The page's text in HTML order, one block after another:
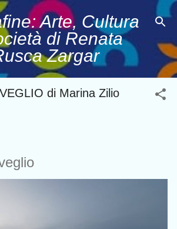
ai contenuti principali
Arte, Cultura
di Renata
Zargar
di Marina Zilio